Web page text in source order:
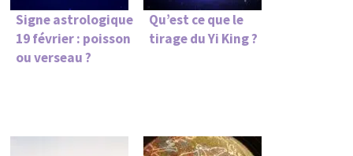
Signe astrologique
19 février : poisson
ou verseau ?
Qu’est ce que le
tirage du Yi King ?